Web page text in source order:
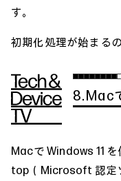
す。
初期化処理が始まる
8.Mac
Macで Windows 11
top（Microsoft 認定